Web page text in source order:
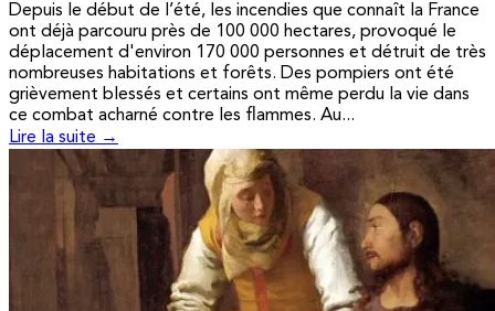
Depuis le début de l’été, les incendies que connaît la France
ont déjà parcouru près de 100 000 hectares, provoqué le
déplacement d'environ 170 000 personnes et détruit de très
nombreuses habitations et forêts. Des pompiers ont été
grièvement blessés et certains ont même perdu la vie dans
ce combat acharné contre les flammes. Au...
Lire la suite →